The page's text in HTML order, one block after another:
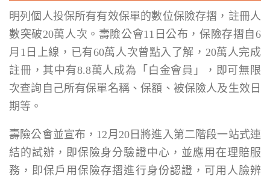
明列個人投保所有有效保單的數位保險存摺，註冊人
數突破20萬人次。壽險公會11日公布，保險存摺自6
月1日上線，已有60萬人次曾點入了解，20萬人完成
註冊，其中有8.8萬人成為「白金會員」，即可無限
次查詢自己所有保單名稱、保額、被保險人及生效日
期等。
壽險公會並宣布，12月20日將進入第二階段一站式連
結的試辦，即保險身分驗證中心，並應用在理賠服
務，即保戶用保險存摺進行身份認證，可用人臉辨